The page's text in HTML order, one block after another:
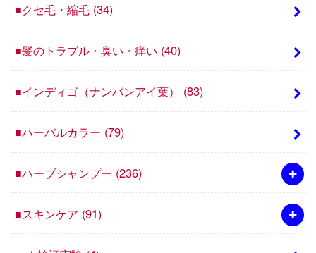
■クセ毛・縮毛 (34)
■髪のトラブル・臭い・痒い (40)
■インディゴ（ナンバンアイ葉） (83)
■ハーバルカラー (79)
■ハーブシャンプー (236)
■スキンケア (91)